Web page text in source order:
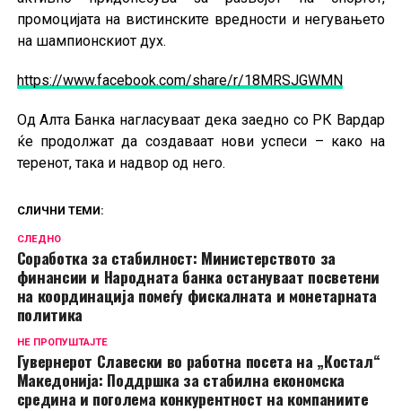
промоцијата на вистинските вредности и негувањето
на шампионскиот дух.
https://www.facebook.com/share/r/18MRSJGWMN
Од Алта Банка нагласуваат дека заедно со РК Вардар
ќе продолжат да создаваат нови успеси – како на
теренот, така и надвор од него.
СЛИЧНИ ТЕМИ:
СЛЕДНО
Соработка за стабилност: Министерството за
финансии и Народната банка остануваат посветени
на координација помеѓу фискалната и монетарната
политика
НЕ ПРОПУШТАЈТЕ
Гувернерот Славески во работна посета на „Костал“
Македонија: Поддршка за стабилна економска
средина и поголема конкурентност на компаниите